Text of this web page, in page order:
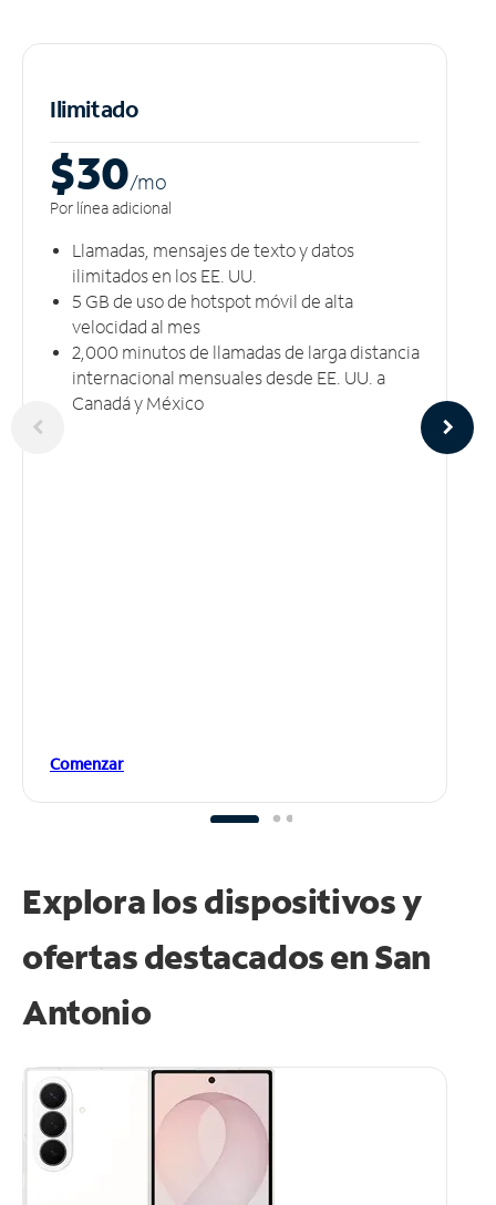
Ilimitado
$30/mo
Por línea adicional
Llamadas, mensajes de texto y datos
ilimitados en los EE. UU.
5 GB​​​​​​​ de uso de hotspot móvil ​​​​​​​de alta
velocidad al mes
2,000 minutos de llamadas de larga distancia
internacional mensuales desde EE. UU. a
Canadá y México
Comenzar
Explora los dispositivos y
ofertas destacados en San
Antonio